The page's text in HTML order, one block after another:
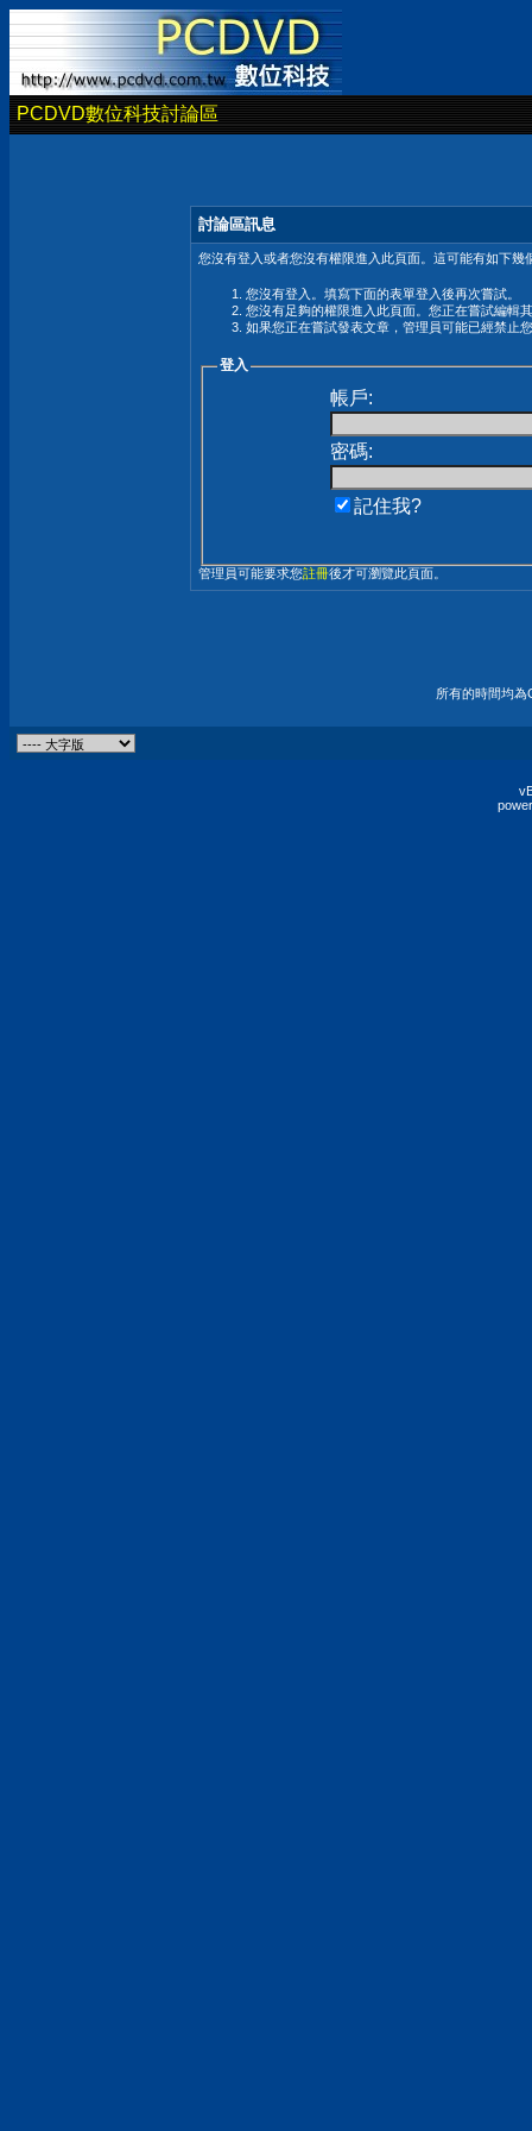
PCDVD數位科技討論區
討論區訊息
您沒有登入或者您沒有權限進入此頁面。這可能有如下幾
您沒有登入。填寫下面的表單登入後再次嘗試。
您沒有足夠的權限進入此頁面。您正在嘗試編輯
如果您正在嘗試發表文章，管理員可能已經禁止
登入
帳戶:
密碼:
記住我?
管理員可能要求您註冊後才可瀏覽此頁面。
所有的時間均為